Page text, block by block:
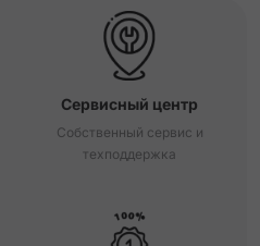
Сервисный центр
Собственный сервис и
техподдержка